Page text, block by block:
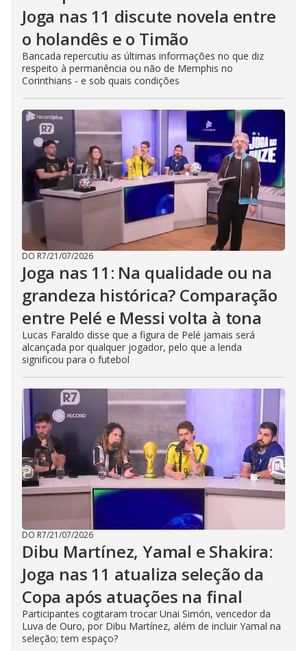
Joga nas 11 discute novela entre
o holandês e o Timão
Bancada repercutiu as últimas informações no que diz
respeito à permanência ou não de Memphis no
Corinthians - e sob quais condições
DO R7/21/07/2026
Joga nas 11: Na qualidade ou na
grandeza histórica? Comparação
entre Pelé e Messi volta à tona
Lucas Faraldo disse que a figura de Pelé jamais será
alcançada por qualquer jogador, pelo que a lenda
significou para o futebol
DO R7/21/07/2026
Dibu Martínez, Yamal e Shakira:
Joga nas 11 atualiza seleção da
Copa após atuações na final
Participantes cogitaram trocar Unai Simón, vencedor da
Luva de Ouro, por Dibu Martínez, além de incluir Yamal na
seleção; tem espaço?